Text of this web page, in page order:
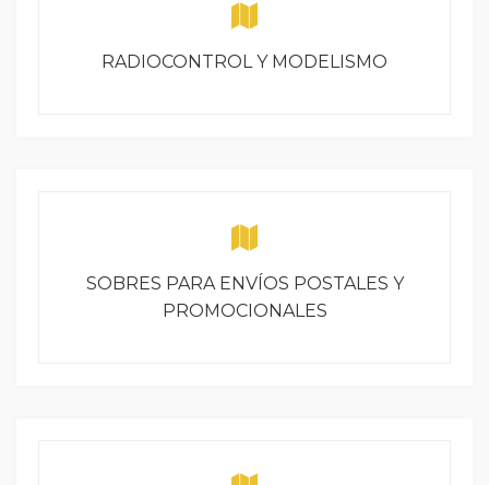
RADIOCONTROL Y MODELISMO
SOBRES PARA ENVÍOS POSTALES Y
PROMOCIONALES